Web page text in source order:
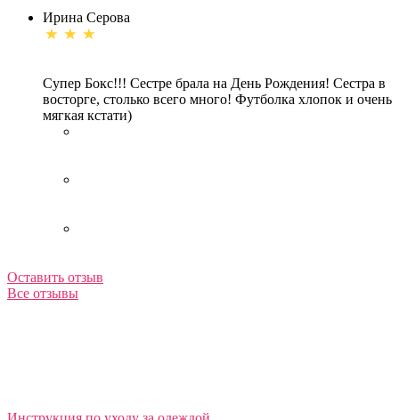
Ирина Серова
Супер Бокс!!! Сестре брала на День Рождения! Сестра в
восторге, столько всего много! Футболка хлопок и очень
мягкая кстати)
Оставить отзыв
Все отзывы